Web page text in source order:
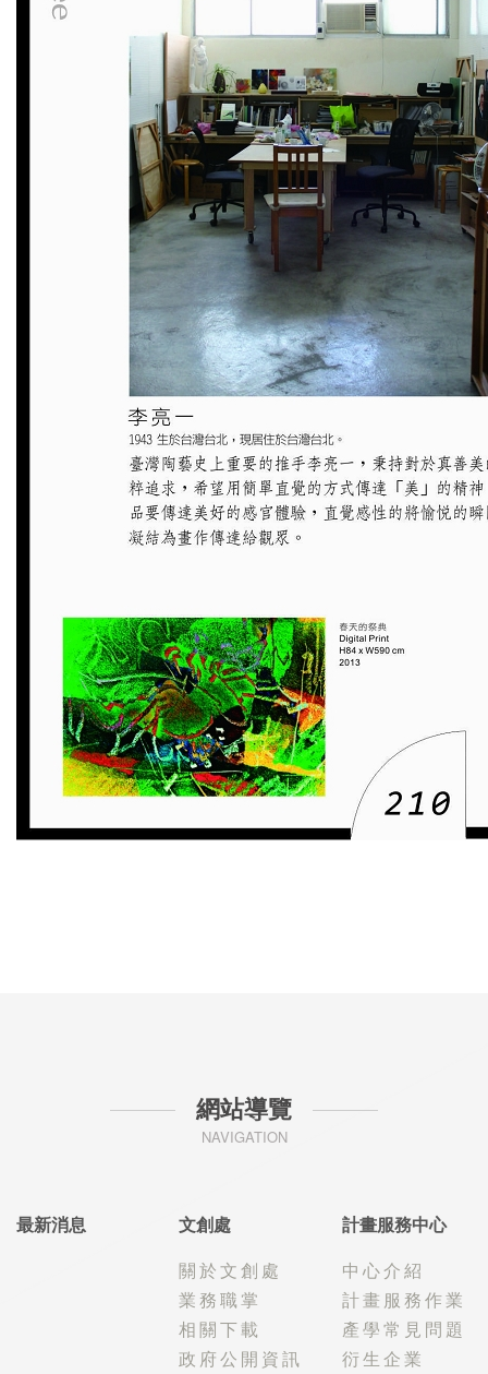
網站導覽
NAVIGATION
最新消息
文創處
關於文創處
業務職掌
相關下載
政府公開資訊
計畫服務中心
中心介紹
計畫服務作業
產學常見問題
衍生企業